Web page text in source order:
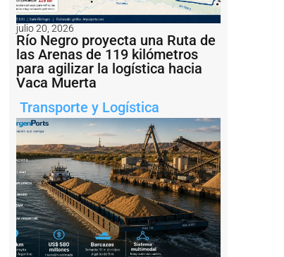
julio 20, 2026
Río Negro proyecta una Ruta de
las Arenas de 119 kilómetros
para agilizar la logística hacia
Vaca Muerta
Transporte y Logística